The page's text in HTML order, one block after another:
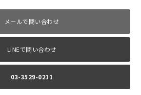
メールで問い合わせ
03-3529-0211